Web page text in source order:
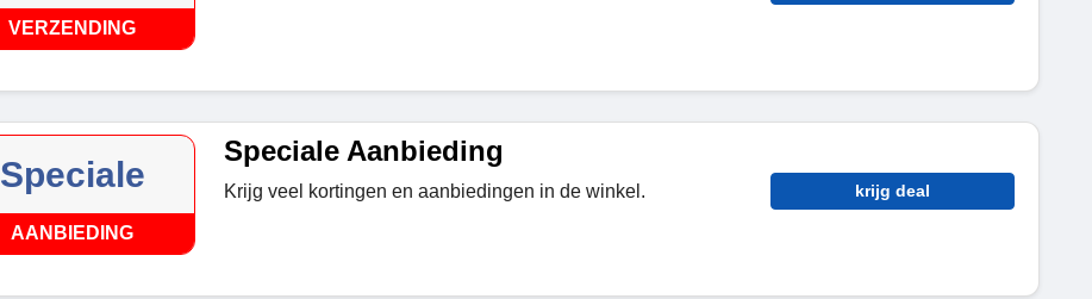
VERZENDING
Speciale
AANBIEDING
Speciale Aanbieding
Krijg veel kortingen en aanbiedingen in de winkel. krijg deal